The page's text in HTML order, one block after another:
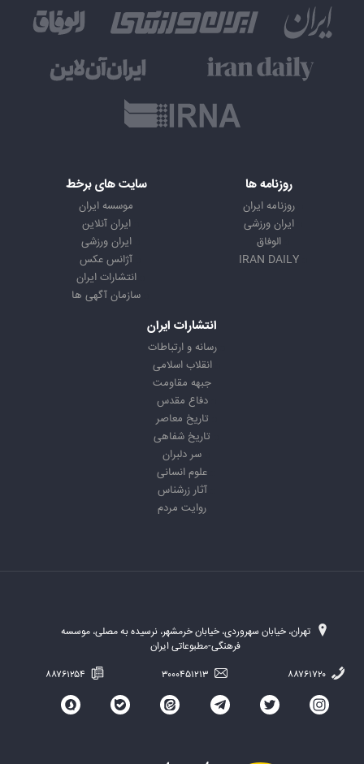
روزنامه ها
روزنامه ایران
ایران ورزشی
الوفاق
IRAN DAILY
سایت های برخط
موسسه ایران
ایران آنلاین
ایران ورزشی
آژانس عکس
انتشارات ایران
سازمان آگهی ها
انتشارات ایران
رسانه و ارتباطات
انقلاب اسلامی
جبهه مقاومت
دفاع مقدس
تاریخ معاصر
تاریخ شفاهی
سر دلبران
علوم انسانی
آثار زرشناس
روایت مردم
تهران، خیابان سهروردی، خیابان خرمشهر، نرسیده به مصلی، موسسه
فرهنگی-مطبوعاتی ایران